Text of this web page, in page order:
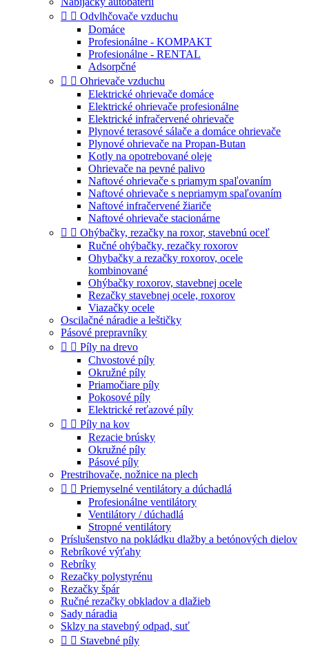
  Odvlhčovače vzduchu
Domáce
Profesionálne - KOMPAKT
Profesionálne - RENTAL
Adsorpčné
  Ohrievače vzduchu
Elektrické ohrievače domáce
Elektrické ohrievače profesionálne
Elektrické infračervené ohrievače
Plynové terasové sálače a domáce ohrievače
Plynové ohrievače na Propan-Butan
Kotly na opotrebované oleje
Ohrievače na pevné palivo
Naftové ohrievače s priamym spaľovaním
Naftové ohrievače s nepriamym spaľovaním
Naftové infračervené žiariče
Naftové ohrievače stacionárne
  Ohýbačky, rezačky na roxor, stavebnú oceľ
Ručné ohýbačky, rezačky roxorov
Ohybačky a rezačky roxorov, ocele
kombinované
Ohýbačky roxorov, stavebnej ocele
Rezačky stavebnej ocele, roxorov
Viazačky ocele
Oscilačné náradie a leštičky
Pásové prepravníky
  Píly na drevo
Chvostové píly
Okružné píly
Priamočiare píly
Pokosové píly
Elektrické reťazové píly
  Píly na kov
Rezacie brúsky
Okružné píly
Pásové píly
Prestrihovače, nožnice na plech
  Priemyselné ventilátory a dúchadlá
Profesionálne ventilátory
Ventilátory / dúchadlá
Stropné ventilátory
Príslušenstvo na pokládku dlažby a betónových dielov
Rebríkové výťahy
Rebríky
Rezačky polystyrénu
Rezačky špár
Ručné rezačky obkladov a dlažieb
Sady náradia
Sklzy na stavebný odpad, suť
  Stavebné píly